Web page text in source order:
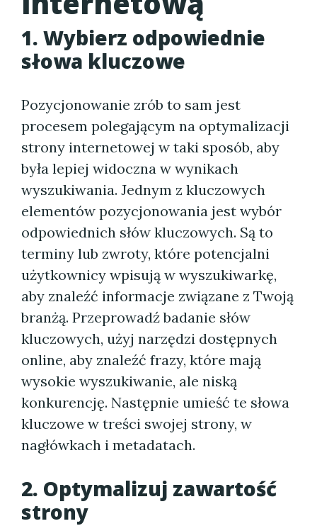
1. Wybierz odpowiednie
słowa kluczowe
Pozycjonowanie zrób to sam jest
procesem polegającym na optymalizacji
strony internetowej w taki sposób, aby
była lepiej widoczna w wynikach
wyszukiwania. Jednym z kluczowych
elementów pozycjonowania jest wybór
odpowiednich słów kluczowych. Są to
terminy lub zwroty, które potencjalni
użytkownicy wpisują w wyszukiwarkę,
aby znaleźć informacje związane z Twoją
branżą. Przeprowadź badanie słów
kluczowych, użyj narzędzi dostępnych
online, aby znaleźć frazy, które mają
wysokie wyszukiwanie, ale niską
konkurencję. Następnie umieść te słowa
kluczowe w treści swojej strony, w
nagłówkach i metadatach.
2. Optymalizuj zawartość
strony